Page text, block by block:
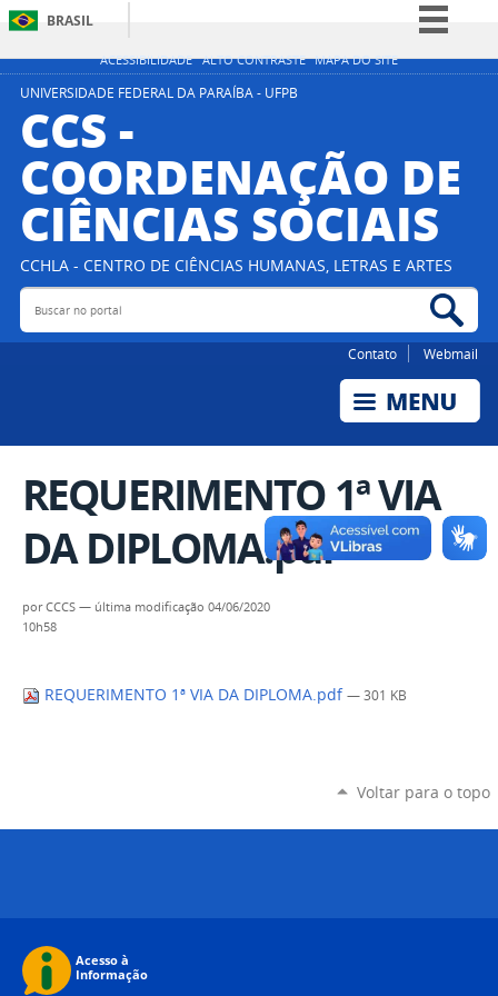
ACESSIBILIDADE ALTO CONTRASTE MAPA DO SITE
BRASIL
Simplifique!
Acesso à informação
Legislação
Canais
UNIVERSIDADE FEDERAL DA PARAÍBA - UFPB
CCS -
COORDENAÇÃO DE
CIÊNCIAS SOCIAIS
CCHLA - CENTRO DE CIÊNCIAS HUMANAS, LETRAS E ARTES
Buscar no portal
Contato Webmail
REQUERIMENTO 1ª VIA
DA DIPLOMA.pdf
porCCCS — última modificação 04/06/2020
10h58
REQUERIMENTO 1ª VIA DA DIPLOMA.pdf — 301 KB
Voltar para o topo